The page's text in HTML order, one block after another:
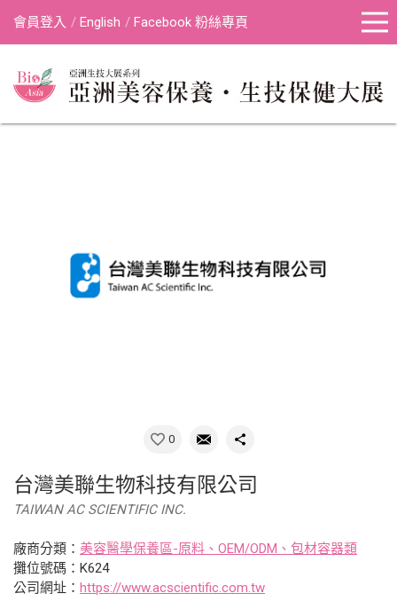
會員登入 English Facebook 粉絲專頁
0
台灣美聯生物科技有限公司
TAIWAN AC SCIENTIFIC INC.
廠商分類： 美容醫學保養區-原料、OEM/ODM、包材容器類
攤位號碼：K624
公司網址： https://www.acscientific.com.tw